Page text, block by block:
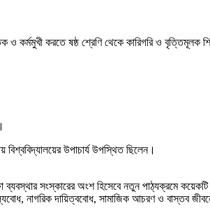
করতে ষষ্ঠ শ্রেণি থেকে কারিগরি ও বৃত্তিমূলক
বিশ্ববিদ্যালয়ের উপাচার্য উপস্থিত ছিলেন।
ব্যবস্থার সংস্কারের অংশ হিসেবে নতুন পাঠ্যক্রমে
নাগরিক দায়িত্ববোধ, সামাজিক আচরণ ও বাস্তব